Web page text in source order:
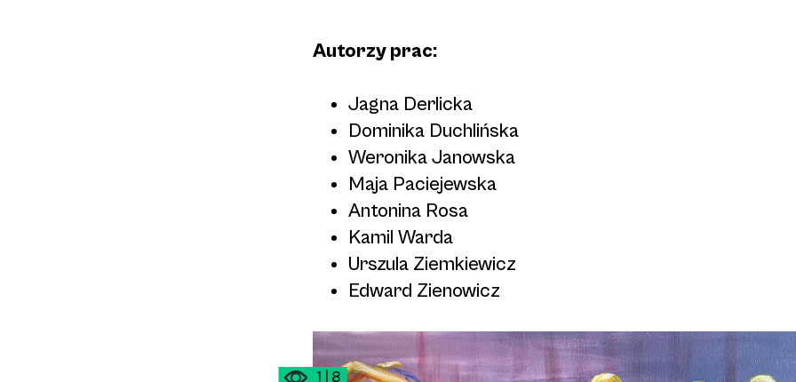
Autorzy prac:
Jagna Derlicka
Dominika Duchlińska
Weronika Janowska
Maja Paciejewska
Antonina Rosa
Kamil Warda
Urszula Ziemkiewicz
Edward Zienowicz
1 | 8